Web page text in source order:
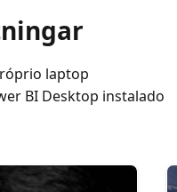
laptop
BI Desktop instalado